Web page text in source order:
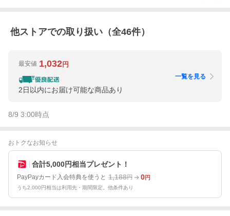
他ストアでの取り扱い（全46件）
最安値 1,032円
2日以内にお届け可能な商品あり
一覧を見る
8/9 3:00時点
おトクなお知らせ
合計5,000円相当プレゼント！
PayPayカード入会特典を使うと 1,188円 0円
うち2,000円相当は利用先・期間限定。他条件あり